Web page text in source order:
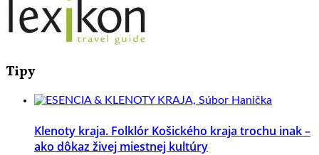
Tipy
Klenoty kraja. Folklór Košického kraja trochu inak –
ako dôkaz živej miestnej kultúry